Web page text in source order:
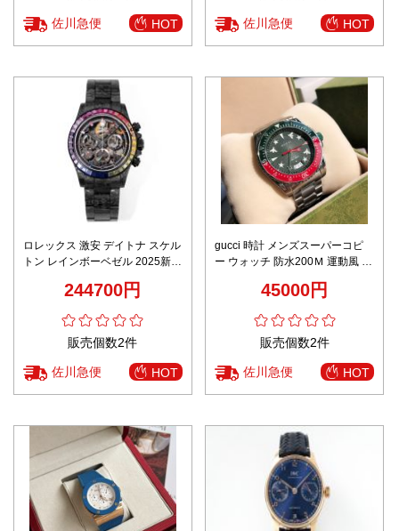
佐川急便 HOT 佐川急便 HOT
ロレックス 激安 デイトナ スケル
トン レインボーベゼル 2025新作
ビュー高リピ率244700円
販売個数2件
佐川急便 HOT
gucci 時計 メンズスーパーコピ
ー ウォッチ 防水200Ｍ 運動風 男
45000円
販売個数2件
佐川急便 HOT